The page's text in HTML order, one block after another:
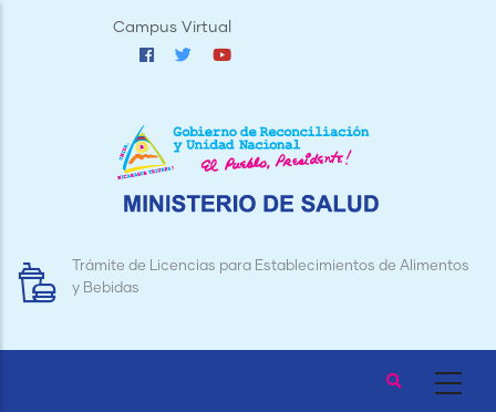
Campus Virtual
Trámite de Licencias para Establecimientos de Alimentos
y Bebidas